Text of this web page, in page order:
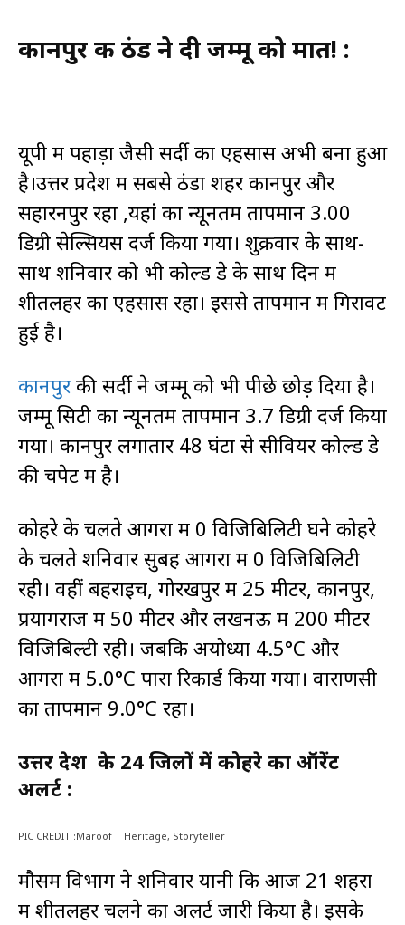
कानपुर की ठंड ने दी जम्मू को मात! :
यूपी में पहाड़ों जैसी सर्दी का एहसास अभी बना हुआ
है।उत्तर प्रदेश में सबसे ठंडा शहर कानपुर और
सहारनपुर रहा ,यहां का न्यूनतम तापमान 3.00
डिग्री सेल्सियस दर्ज किया गया। शुक्रवार के साथ-
साथ शनिवार को भी कोल्ड डे के साथ दिन में
शीतलहर का एहसास रहा। इससे तापमान में गिरावट
हुई है।
कानपुर की सर्दी ने जम्मू को भी पीछे छोड़ दिया है।
जम्मू सिटी का न्यूनतम तापमान 3.7 डिग्री दर्ज किया
गया। कानपुर लगातार 48 घंटों से सीवियर कोल्ड डे
की चपेट में है।
कोहरे के चलते आगरा में 0 विजिबिलिटी घने कोहरे
के चलते शनिवार सुबह आगरा में 0 विजिबिलिटी
रही। वहीं बहराइच, गोरखपुर में 25 मीटर, कानपुर,
प्रयागराज में 50 मीटर और लखनऊ में 200 मीटर
विजिबिल्टी रही। जबकि अयोध्या 4.5°C और
आगरा में 5.0°C पारा रिकार्ड किया गया। वाराणसी
का तापमान 9.0°C रहा।
उत्तर प्रदेश के 24 जिलों में कोहरे का ऑरेंट
अलर्ट :
PIC CREDIT :Maroof | Heritage, Storyteller
मौसम विभाग ने शनिवार यानी कि आज 21 शहरों
में शीतलहर चलने का अलर्ट जारी किया है। इसके